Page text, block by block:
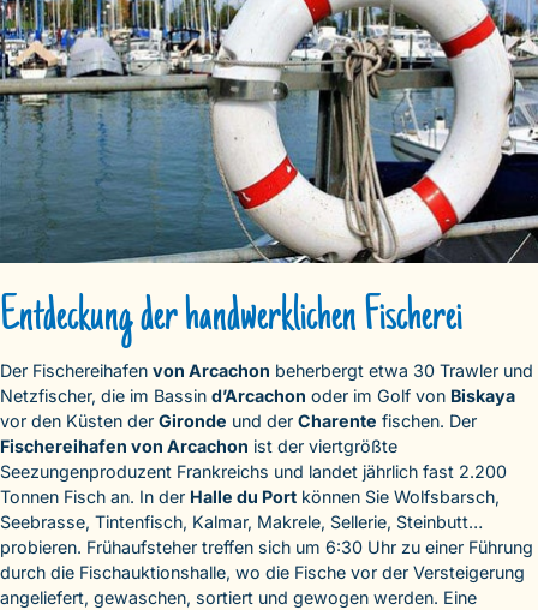
Entdeckung der handwerklichen Fischerei
Der Fischereihafen von Arcachon beherbergt etwa 30 Trawler und
Netzfischer, die im Bassin d’Arcachon oder im Golf von Biskaya
vor den Küsten der Gironde und der Charente fischen. Der
Fischereihafen von Arcachon ist der viertgrößte
Seezungenproduzent Frankreichs und landet jährlich fast 2.200
Tonnen Fisch an. In der Halle du Port können Sie Wolfsbarsch,
Seebrasse, Tintenfisch, Kalmar, Makrele, Sellerie, Steinbutt…
probieren. Frühaufsteher treffen sich um 6:30 Uhr zu einer Führung
durch die Fischauktionshalle, wo die Fische vor der Versteigerung
angeliefert, gewaschen, sortiert und gewogen werden. Eine